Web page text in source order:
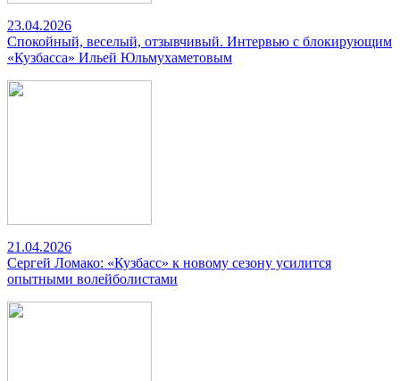
23.04.2026
Спокойный, веселый, отзывчивый. Интервью с блокирующим
«Кузбасса» Ильей Юльмухаметовым
21.04.2026
Сергей Ломако: «Кузбасс» к новому сезону усилится
опытными волейболистами